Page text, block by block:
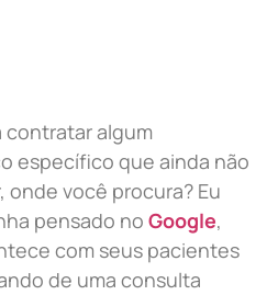
contratar algum
específico que ainda não
você procura? Eu
pensado no Google,
com seus pacientes
de uma consulta